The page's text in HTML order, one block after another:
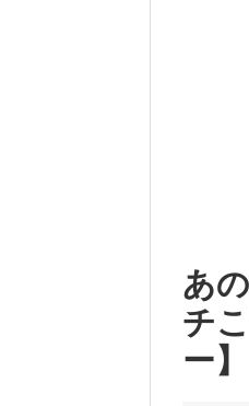
あ
チ
ー】